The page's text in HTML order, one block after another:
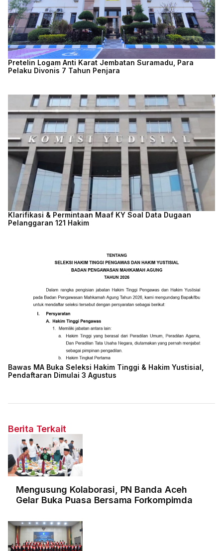
Pretelin Logam Anti Karat Jembatan Suramadu, Para
Pelaku Divonis 7 Tahun Penjara
Klarifikasi & Permintaan Maaf KY Soal Data Dugaan
Pelanggaran 121 Hakim
Bawas MA Buka Seleksi Hakim Tinggi & Hakim Yustisial,
Pendaftaran Dimulai 3 Agustus
Berita Terkait
Mengusung Kolaborasi, PN Banda Aceh
Gelar Buka Puasa Bersama Forkompimda